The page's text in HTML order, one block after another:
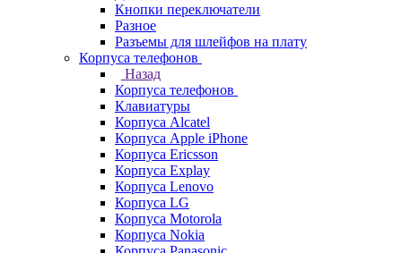
Кнопки переключатели
Разное
Разъемы для шлейфов на плату
Корпуса телефонов
Назад
Корпуса телефонов
Клавиатуры
Корпуса Alcatel
Корпуса Apple iPhone
Корпуса Ericsson
Корпуса Explay
Корпуса Lenovo
Корпуса LG
Корпуса Motorola
Корпуса Nokia